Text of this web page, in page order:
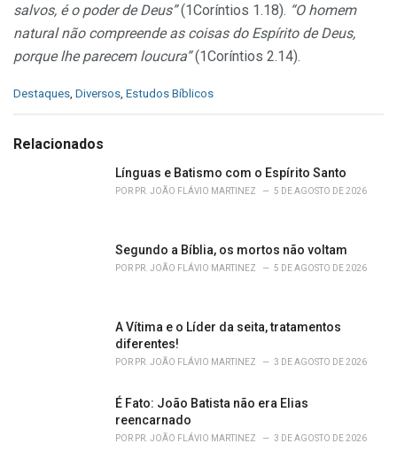
salvos, é o poder de Deus”(1Coríntios 1.18). “O homem
natural não compreende as coisas do Espírito de Deus,
porque lhe parecem loucura”(1Coríntios 2.14).
C
e
Destaques Diversos Estudos Bíblicos
Relacionados
Línguas e Batismo com o Espírito Santo
POR PR. JOÃO FLÁVIO MARTINEZ 5 DE AGOSTO DE 2026
Segundo a Bíblia, os mortos não voltam
POR PR. JOÃO FLÁVIO MARTINEZ 5 DE AGOSTO DE 2026
A Vítima e o Líder da seita, tratamentos
diferentes!
POR PR. JOÃO FLÁVIO MARTINEZ 3 DE AGOSTO DE 2026
É Fato: João Batista não era Elias
reencarnado
POR PR. JOÃO FLÁVIO MARTINEZ 3 DE AGOSTO DE 2026